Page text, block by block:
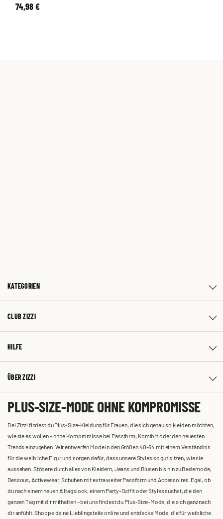
74,98 €
KATEGORIEN
CLUB ZIZZI
HILFE
ÜBER ZIZZI
PLUS-SIZE-MODE OHNE KOMPROMISSE
Bei Zizzi findest du Plus-Size-Kleidung für Frauen, die sich genau so kleiden möchten,
wie sie es wollen – ohne Kompromisse bei Passform, Komfort oder den neuesten
Trends einzugehen. Wir entwerfen Mode in den Größen 40-64 mit einem Verständnis
für die weibliche Figur und sorgen dafür, dass unsere Styles so gut sitzen, wie sie
aussehen. Stöbere durch alles von Kleidern, Jeans und Blusen bis hin zu Bademode,
Dessous, Activewear, Schuhen mit extra weiter Passform und Accessoires. Egal, ob
du nach einem neuen Alltagslook, einem Party-Outfit oder Styles suchst, die den
ganzen Tag mit dir mithalten – bei uns findest du Plus-Size-Mode, die sich ganz nach
dir anfühlt. Shoppe deine Lieblingsteile online und entdecke Mode, die für weibliche